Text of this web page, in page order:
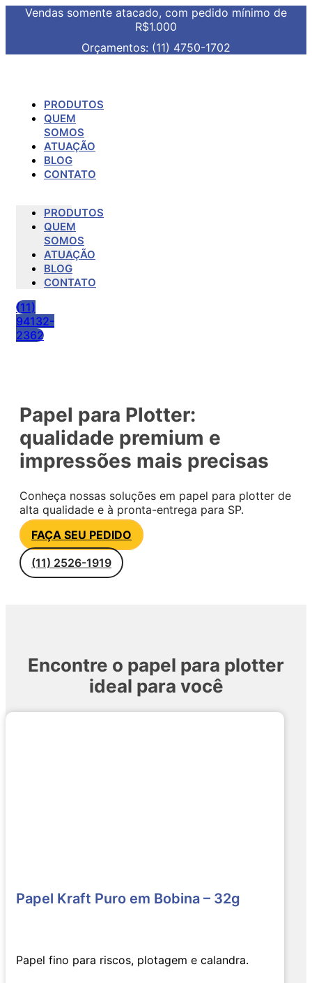
Vendas somente atacado, com pedido mínimo de
R$1.000
Orçamentos: (11) 4750-1702
PRODUTOS
QUEM
SOMOS
ATUAÇÃO
BLOG
CONTATO
PRODUTOS
QUEM
SOMOS
ATUAÇÃO
BLOG
CONTATO
(11)
94132-
2362
Papel para Plotter:
qualidade premium e
impressões mais precisas
Conheça nossas soluções em papel para plotter de
alta qualidade e à pronta-entrega para SP.
FAÇA SEU PEDIDO
(11) 2526-1919
Encontre o papel para plotter
ideal para você
Papel Kraft Puro em Bobina – 32g
Papel fino para riscos, plotagem e calandra.